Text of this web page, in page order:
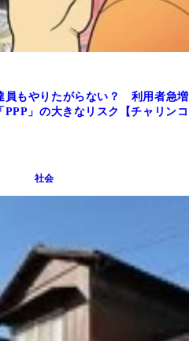
員もやりたがらない？ 利用者急増
」の大きなリスク【チャリンコ
社会